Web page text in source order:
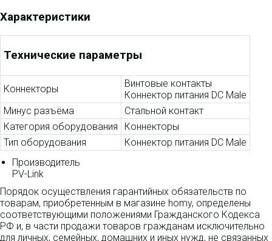
Характеристики
Технические параметры
Коннекторы
Винтовые контакты
Коннектор питания DC Male
Минус разъёма
Стальной контакт
Категория оборудования
Коннекторы
Тип оборудования
Коннектор питания DC Male
Производитель
PV-Link
Порядок осуществления гарантийных обязательств по
товарам, приобретенным в магазине homy, определены
соответствующими положениями Гражданского Кодекса
РФ и, в части продажи товаров гражданам исключительно
для личных, семейных, домашних и иных нужд, не связанных